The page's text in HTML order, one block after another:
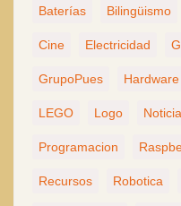
Baterías Bilingüismo
Cine Electricidad
GrupoPues Hardware
LEGO Logo Noticia
Programacion
Recursos Robotica